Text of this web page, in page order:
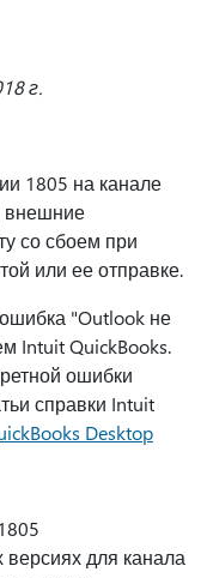
г.
1805 на канале
внешние
со сбоем при
или ее отправке.
"Outlook не
Intuit QuickBooks.
ошибки
справки Intuit
Desktop
версиях для канала